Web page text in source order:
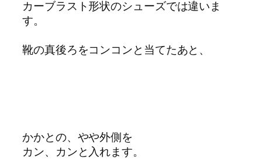
カーブラスト形状のシューズでは違いま
す。
靴の真後ろをコンコンと当てたあと、
かかとの、やや外側を
カン、カンと入れます。